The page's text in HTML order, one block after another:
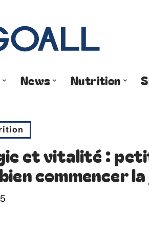
News Nutrition
et vitalité :
commencer